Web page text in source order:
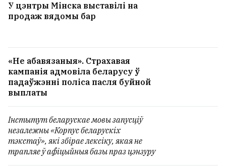
У цэнтры Мінска выставілі на
продаж вядомы бар
«Не абавязаныя». Страхавая
кампанія адмовіла беларусу ў
падаўжэнні поліса пасля буйной
выплаты
Інстытут беларускае мовы запусціў
незалежны «Корпус беларускіх
тэкстаў», які збірае лексіку, якая не
трапляе ў афіцыйныя базы праз цэнзуру